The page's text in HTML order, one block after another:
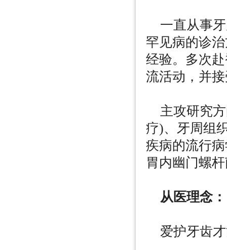
一直从事牙
罕见病的诊
经验。多次
流活动，并
主攻研究方
疗)、牙周组
疾病的流行
胃内幽门螺
从医理念：
爱护牙齿才